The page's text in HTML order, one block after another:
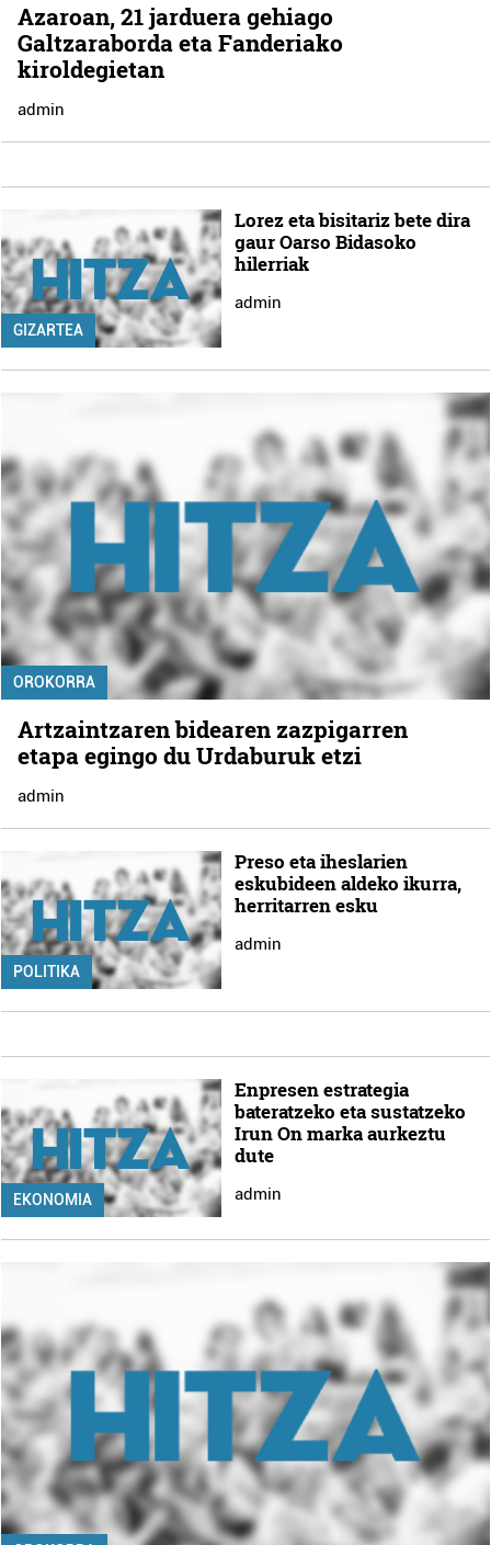
Azaroan, 21 jarduera gehiago
Galtzaraborda eta Fanderiako
kiroldegietan
admin
GIZARTEA
Lorez eta bisitariz bete dira
gaur Oarso Bidasoko
hilerriak
admin
OROKORRA
Artzaintzaren bidearen zazpigarren
etapa egingo du Urdaburuk etzi
admin
POLITIKA
Preso eta iheslarien
eskubideen aldeko ikurra,
herritarren esku
admin
EKONOMIA
Enpresen estrategia
bateratzeko eta sustatzeko
Irun On marka aurkeztu
dute
admin